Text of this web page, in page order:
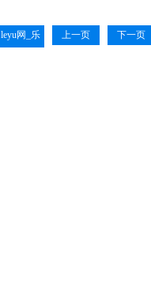
leyu网_乐
上一页 下一页